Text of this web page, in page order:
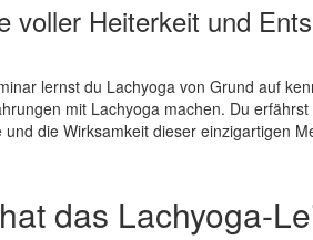
voller Heiterkeit und
lernst du Lachyoga von Grund auf
mit Lachyoga machen. Du
die Wirksamkeit dieser einzigartigen
das Lachyoga-